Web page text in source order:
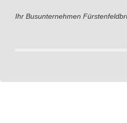
Ihr Busunternehmen